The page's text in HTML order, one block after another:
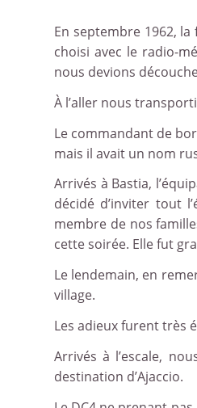
En septembre 1962,
choisi avec le radio-
nous devions
À l’aller nous
Le commandant de
mais il avait un nom
Arrivés à Bastia,
décidé d’inviter tout
membre de nos
cette soirée. Elle fut
Le lendemain, en
village.
Les adieux furent très
Arrivés à l’escale,
destination d’Ajaccio.